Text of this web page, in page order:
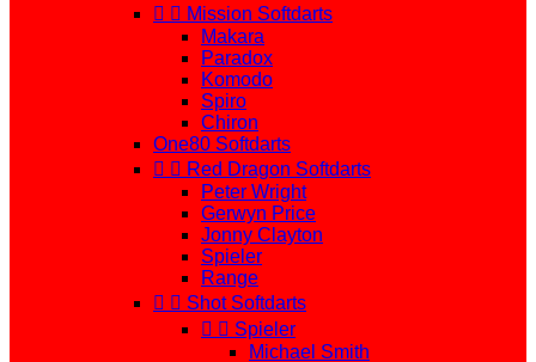
  Mission Softdarts
Makara
Paradox
Komodo
Spiro
Chiron
One80 Softdarts
  Red Dragon Softdarts
Peter Wright
Gerwyn Price
Jonny Clayton
Spieler
Range
  Shot Softdarts
  Spieler
Michael Smith